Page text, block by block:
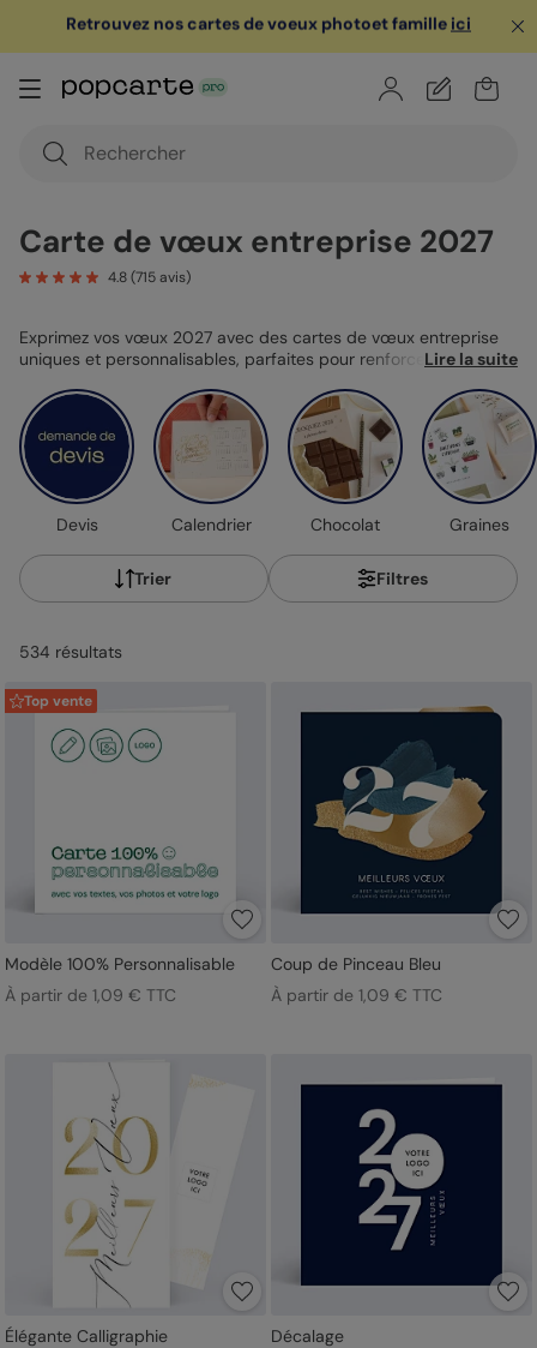
offerte avec le code
je télécharge
2 échantillons personnalisés offerts.Allez
sur vos cartes préférées pour en profiter !
Carte de vœux entreprise 2027
4.8(715avis)
Exprimez vos vœux 2027 avec des cartes de vœux entreprise
uniques et personnalisables, parfaites pour renforcer votre
garantissons une impression de qualité professionnelle et un
envoi rapide.
Lire la suite
Devis Calendrier Chocolat Graines
Trier Filtres
534 résultats
Top vente
Modèle 100% Personnalisable
À partir de 1,09 € TTC
Coup de Pinceau Bleu
À partir de 1,09 € TTC
Élégante Calligraphie
Décalage